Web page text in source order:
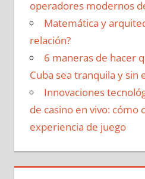
operadores modernos
Matemática y
relación?
6 maneras de hacer
Cuba sea tranquila y sin
Innovaciones
de casino en vivo: cómo
experiencia de juego